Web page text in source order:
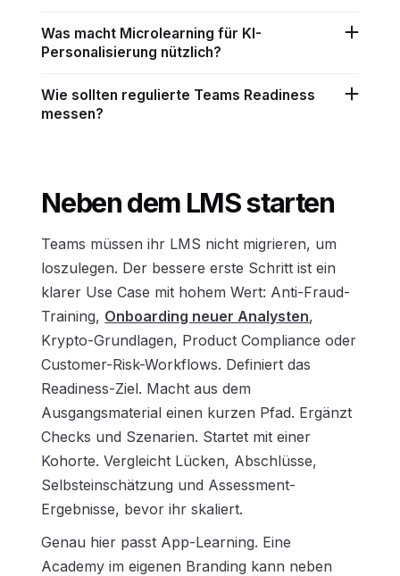
Was macht Microlearning für KI-
Personalisierung nützlich?
Wie sollten regulierte Teams Readiness
messen?
Neben dem LMS starten
Teams müssen ihr LMS nicht migrieren, um
loszulegen. Der bessere erste Schritt ist ein
klarer Use Case mit hohem Wert: Anti-Fraud-
Training, Onboarding neuer Analysten,
Krypto-Grundlagen, Product Compliance oder
Customer-Risk-Workflows. Definiert das
Readiness-Ziel. Macht aus dem
Ausgangsmaterial einen kurzen Pfad. Ergänzt
Checks und Szenarien. Startet mit einer
Kohorte. Vergleicht Lücken, Abschlüsse,
Selbsteinschätzung und Assessment-
Ergebnisse, bevor ihr skaliert.
Genau hier passt App-Learning. Eine
Academy im eigenen Branding kann neben